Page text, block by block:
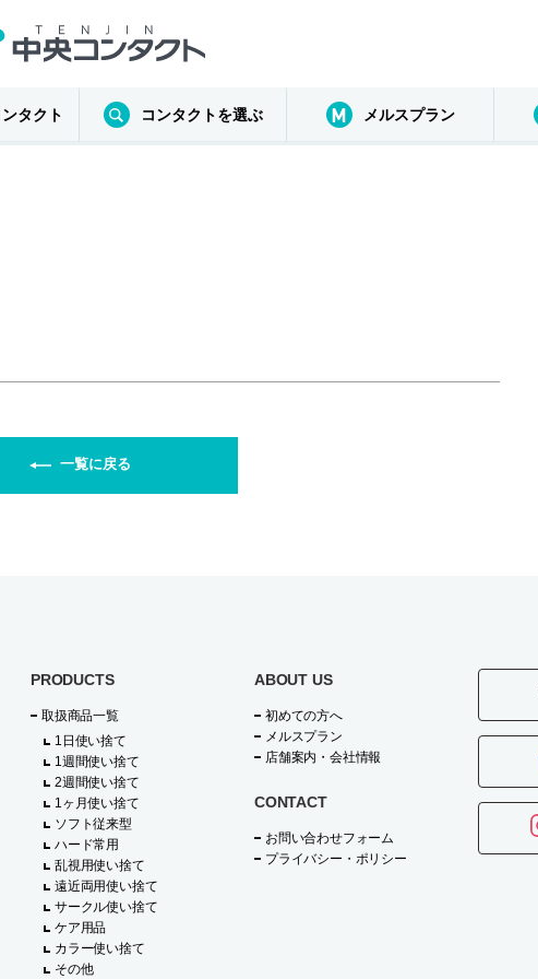
タクト コンタクトを選ぶ メルスプラン
一覧に戻る
PRODUCTS
取扱商品一覧
1日使い捨て
1週間使い捨て
2週間使い捨て
1ヶ月使い捨て
ソフト従来型
ハード常用
乱視用使い捨て
遠近両用使い捨て
サークル使い捨て
ケア用品
カラー使い捨て
その他
ABOUT US
初めての方へ
メルスプラン
店舗案内・会社情報
CONTACT
お問い合わせフォーム
プライバシー・ポリシー